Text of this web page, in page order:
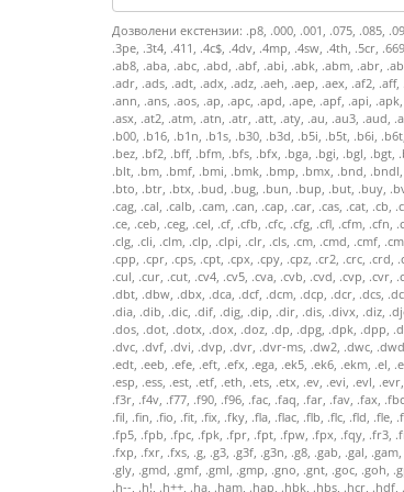
Дозволени екстензии: .p8, .000, .001, .075, .085, .091, .096, .0b, .0xe, .1, .10, .113, .123, .15u, .1pe, .1ph, .1st, .2, .264, .2d, .2da, .2dl, .301, .386, .3d, .3da, .3dd, .3dl, .3dr, .3ds, .3dt, .3dv, .3fx, .3g2, .3gp, .3gr, .3ko, .3me, .3mm, .3pe, .3t4, .411, .4c$, .4dv, .4mp, .4sw, .4th, .5cr, .669, .6cm, .777, .7z, .8, .8b?, .8ba, .8bf, .8bi, .8cm, .8li, .8m, .8pbs, .8u, .a, .a0?, .a11, .a2b, .a3d, .a3m, .a3w, .a4a, .a4m, .a4p, .a4w, .a5w, .aa, .aab, .aac, .aam, .aax, .ab2, .ab6, .ab8, .aba, .abc, .abd, .abf, .abi, .abk, .abm, .abr, .abs, .abw, .abx, .aby, .ac3, .aca, .acb, .acc, .acd, .ace, .acf, .aci, .acl, .acm, .acorn, .acs, .acs2, .acsm, .act, .acv, .ad, .ada, .adb, .adc, .ade, .adf, .adi, .adl, .adm, .adn, .ado, .adp, .adr, .ads, .adt, .adx, .adz, .aeh, .aep, .aex, .af2, .aff, .afi, .afl, .afm, .afs, .aft, .ag, .agp, .agw, .ai, .aiff, .ain, .aio, .air, .ais, .aix, .ajp, .alb, .albm, .all, .als, .alt, .alx, .alz, .amf, .amff, .amg, .amp, .amr, .amv, .amx, .anc, .ani, .anm, .ann, .ans, .aos, .ap, .apc, .apd, .ape, .apf, .api, .apk, .apl, .apm, .app, .apr, .aps, .apx, .arc, .arf, .arg, .ari, .arj, .ark, .arl, .arr, .ars, .art, .arv, .arx, .asa, .asc, .ascx, .asd, .asf, .ash, .asi, .asl, .asm, .asmx, .aso, .asp, .aspx, .asr, .asx, .asx, .at2, .atm, .atn, .atr, .att, .aty, .au, .au3, .aud, .aut, .aux, .ava, .avb, .avd, .avi, .avr, .avs, .avx, .aw, .awb, .awd, .awe, .awk, .awm, .awp, .awr, .aws, .ax, .axd, .axe, .axg, .axl, .axs, .axt, .axx, .azw, .azz, .b, .b&w, .b_w, .b~k, .b00, .b16, .b1n, .b1s, .b30, .b3d, .b5i, .b5t, .b6i, .b6t, .b8, .backup, .bad, .bag, .bak, .bal, .ban, .bar, .bas, .bat, .bb, .bba, .bbl, .bbm, .bbs, .bc!, .bcf, .bch, .bck, .bcm, .bcn, .bco, .bcp, .bct, .bcw, .bde, .bdf, .bdm, .bdmv, .bdr, .bez, .bf2, .bff, .bfm, .bfs, .bfx, .bga, .bgi, .bgl, .bgt, .bgt, .bib, .bic, .bid, .bif, .bik, .bin, .bio, .bip, .bit, .bk, .bk!, .bk1, .bk2, .bk3, .bk4, .bk5, .bk6, .bk7, .bk8, .bk9, .bkf, .bkg, .bkp, .bkw, .blb, .bld, .blend, .blf, .blg, .blk, .blob, .blt, .bm, .bmf, .bmi, .bmk, .bmp, .bmx, .bnd, .bndl, .bnk, .bob, .bom, .boo, .book, .bot, .box, .bpc, .bpl, .bpt, .bqy, .br, .brd, .brf, .brk, .brn, .bro, .brp, .brt, .brx, .bsa, .bsb, .bsc, .bsdl, .bsl, .bsp,